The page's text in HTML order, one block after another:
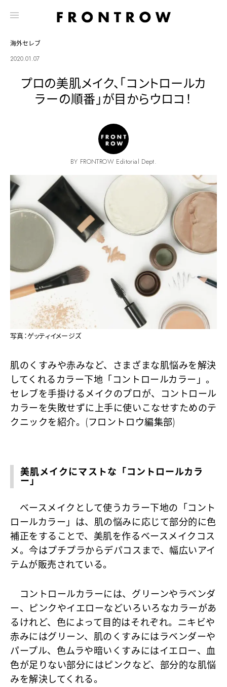
海外セレブ
2020.01.07
プロの美肌メイク、「コントロールカ
ラーの順番」が目からウロコ！
BY FRONTROW Editorial Dept.
写真：ゲッティイメージズ
肌のくすみや赤みなど、さまざまな肌悩みを解決
してくれるカラー下地「コントロールカラー」。
セレブを手掛けるメイクのプロが、コントロール
カラーを失敗せずに上手に使いこなせすためのテ
クニックを紹介。(フロントロウ編集部)
美肌メイクにマストな「コントロールカラ
ー」
ベースメイクとして使うカラー下地の「コント
ロールカラー」は、肌の悩みに応じて部分的に色
補正をすることで、美肌を作るベースメイクコス
メ。今はプチプラからデパコスまで、幅広いアイ
テムが販売されている。
コントロールカラーには、グリーンやラベンダ
ー、ピンクやイエローなどいろいろなカラーがあ
るけれど、色によって目的はそれぞれ。ニキビや
赤みにはグリーン、肌のくすみにはラベンダーや
パープル、色ムラや暗いくすみにはイエロー、血
色が足りない部分にはピンクなど、部分的な肌悩
みを解決してくれる。